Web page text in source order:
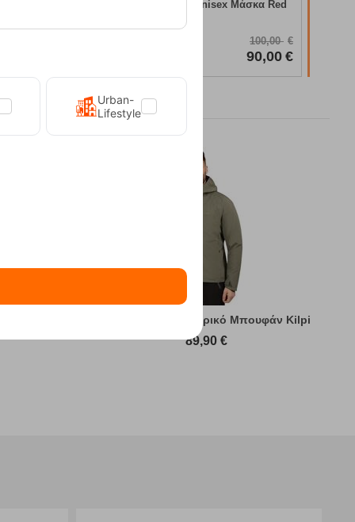
Rush 14BL3 Matt Blue Unisex Μάσκα Red
100,00 €
90,00 €
Kilpi Sonna-M Green Ανδρικό Μπουφάν Kilpi
89,90 €
Urban-
Lifestyle